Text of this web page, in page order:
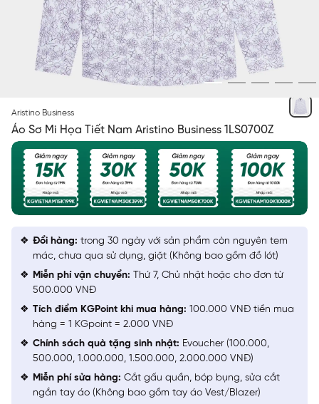
Aristino Business
Áo Sơ Mi Họa Tiết Nam Aristino Business 1LS0700Z
Đổi hàng: trong 30 ngày với sản phẩm còn nguyên tem
mác, chưa qua sử dụng, giặt (Không bao gồm đồ lót)
Miễn phí vận chuyển: Thứ 7, Chủ nhật hoặc cho đơn từ
500.000 VNĐ
Tích điểm KGPoint khi mua hàng: 100.000 VNĐ tiền mua
hàng = 1 KGpoint = 2.000 VNĐ
Chính sách quà tặng sinh nhật: Evoucher (100.000,
500.000, 1.000.000, 1.500.000, 2.000.000 VNĐ)
Miễn phí sửa hàng: Cắt gấu quần, bóp bụng, sửa cắt
ngắn tay áo (Không bao gồm tay áo Vest/Blazer)